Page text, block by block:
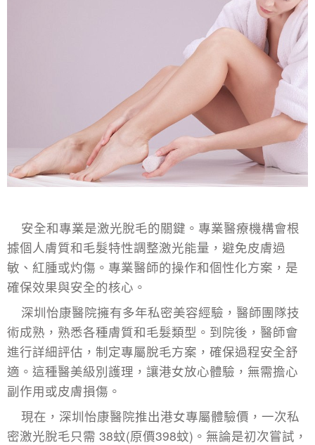
安全和專業是激光脫毛的關鍵。專業醫療機構會根
據個人膚質和毛髮特性調整激光能量，避免皮膚過
敏、紅腫或灼傷。專業醫師的操作和個性化方案，是
確保效果與安全的核心。
深圳怡康醫院擁有多年私密美容經驗，醫師團隊技
術成熟，熟悉各種膚質和毛髮類型。到院後，醫師會
進行詳細評估，制定專屬脫毛方案，確保過程安全舒
適。這種醫美級別護理，讓港女放心體驗，無需擔心
副作用或皮膚損傷。
現在，深圳怡康醫院推出港女專屬體驗價，一次私
密激光脫毛只需 38蚊(原價398蚊)。無論是初次嘗試，